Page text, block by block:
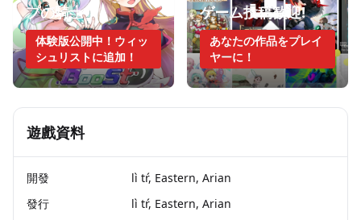
プの騎士
体験版公開中！ウィッ
シュリストに追加！
ゲーム投稿歓迎!
あなたの作品をプレイ
ヤーに！
遊戲資料
開發
lì tŕ, Eastern, Arian
發行
lì tŕ, Eastern, Arian